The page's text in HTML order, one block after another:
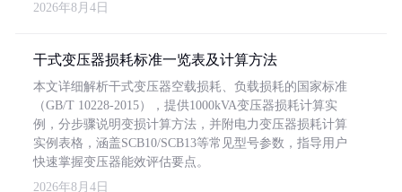
2026年8月4日
干式变压器损耗标准一览表及计算方法
本文详细解析干式变压器空载损耗、负载损耗的国家标准
（GB/T 10228-2015），提供1000kVA变压器损耗计算实
例，分步骤说明变损计算方法，并附电力变压器损耗计算
实例表格，涵盖SCB10/SCB13等常见型号参数，指导用户
快速掌握变压器能效评估要点。
2026年8月4日